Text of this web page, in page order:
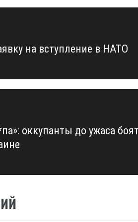
на вступление в НАТО
оккупанты до ужаса